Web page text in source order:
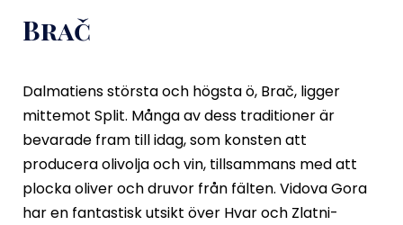
Brač
Dalmatiens största och högsta ö, Brač, ligger
mittemot Split. Många av dess traditioner är
bevarade fram till idag, som konsten att
producera olivolja och vin, tillsammans med att
plocka oliver och druvor från fälten. Vidova Gora
har en fantastisk utsikt över Hvar och Zlatni-